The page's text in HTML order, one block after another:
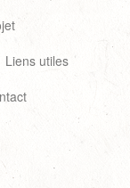
Liens utiles